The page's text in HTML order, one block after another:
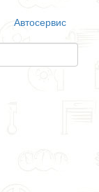
Автосервис